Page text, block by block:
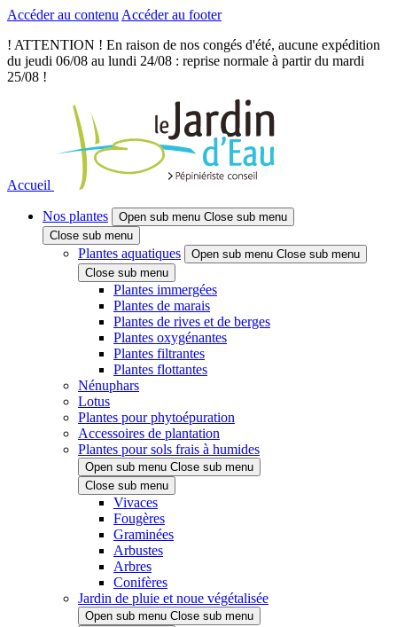
Accéder au contenu Accéder au footer
! ATTENTION ! En raison de nos congés d'été, aucune expédition
du jeudi 06/08 au lundi 24/08 : reprise normale à partir du mardi
25/08 !
Accueil
Nos plantes Open sub menu Close sub menu
Close sub menu
Plantes aquatiques Open sub menu Close sub menu
Close sub menu
Plantes immergées
Plantes de marais
Plantes de rives et de berges
Plantes oxygénantes
Plantes filtrantes
Plantes flottantes
Nénuphars
Lotus
Plantes pour phytoépuration
Accessoires de plantation
Plantes pour sols frais à humides
Open sub menu Close sub menu
Close sub menu
Vivaces
Fougères
Graminées
Arbustes
Arbres
Conifères
Jardin de pluie et noue végétalisée
Open sub menu Close sub menu